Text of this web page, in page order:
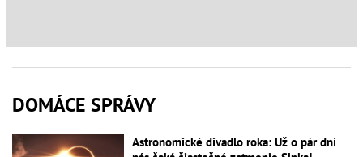
DOMÁCE SPRÁVY
Astronomické divadlo roka: Už o pár dní